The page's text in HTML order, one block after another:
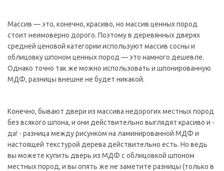
Массив — это, конечно, красиво, но массив ценных пород
стоит неимоверно дорого. Поэтому в деревянных дверях
средней ценовой категории используют массив сосны и
облицовку шпоном ценных пород — это намного дешевле.
Однако точно так же можно использовать и шпонированную
МДФ, разницы внешне не будет никакой.
Конечно, бывают двери из массива недорогих местных пород
без всякого шпона, и они действительно выглядят красиво и -
да! - разница между рисунком на ламинированной МДФ и
настоящей текстурой дерева действительно есть. Но ведь
вы можете купить дверь из МДФ с облицовкой шпоном
местных пород, и вы опять же не заметите разницы (только в